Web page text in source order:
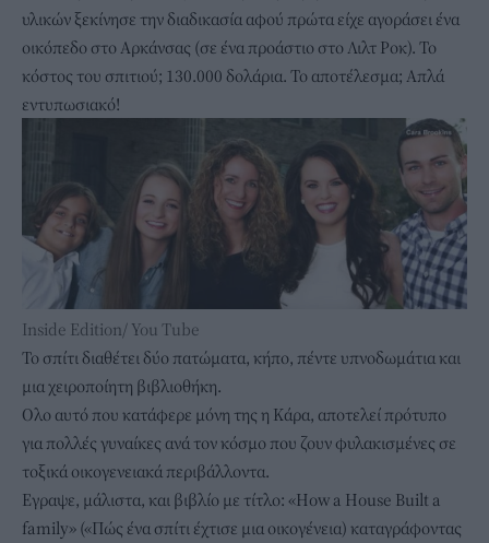
υλικών ξεκίνησε την διαδικασία αφού πρώτα είχε αγοράσει ένα
οικόπεδο στο Αρκάνσας (σε ένα προάστιο στο Λιλτ Ροκ). Το
κόστος του σπιτιού; 130.000 δολάρια. Το αποτέλεσμα; Απλά
εντυπωσιακό!
Inside Edition/ You Tube
Το σπίτι διαθέτει δύο πατώματα, κήπο, πέντε υπνοδωμάτια και
μια χειροποίητη βιβλιοθήκη.
Ολο αυτό που κατάφερε μόνη της η Κάρα, αποτελεί πρότυπο
για πολλές γυναίκες ανά τον κόσμο που ζουν φυλακισμένες σε
τοξικά οικογενειακά περιβάλλοντα.
Εγραψε, μάλιστα, και βιβλίο με τίτλο: «How a House Built a
family» («Πώς ένα σπίτι έχτισε μια οικογένεια) καταγράφοντας